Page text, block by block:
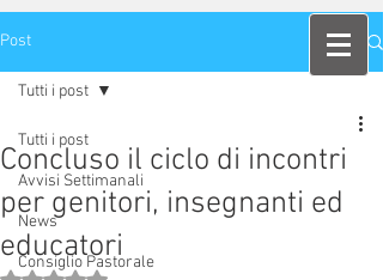
Post
Tutti i post
Avvisi Settimanali
News
Consiglio Pastorale
Tutti i post
Concluso il ciclo di incontri
per genitori, insegnanti ed
educatori